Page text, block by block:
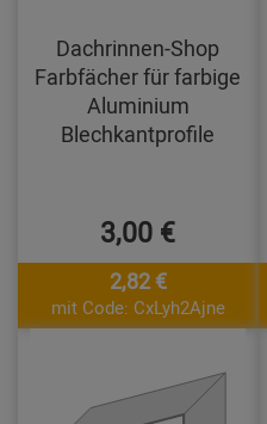
Dachrinnen-Shop
Farbfächer für farbige
Aluminium
Blechkantprofile
3,00 €
2,82 €
mit Code: CxLyh2Ajne